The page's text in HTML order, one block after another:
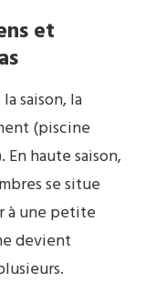
et
saison, la
(piscine
haute saison,
se situe
à une petite
devient